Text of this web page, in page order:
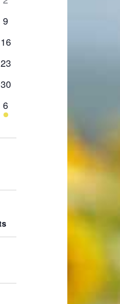
0
9
0
16
0
23
0
30
1
évènement,
6